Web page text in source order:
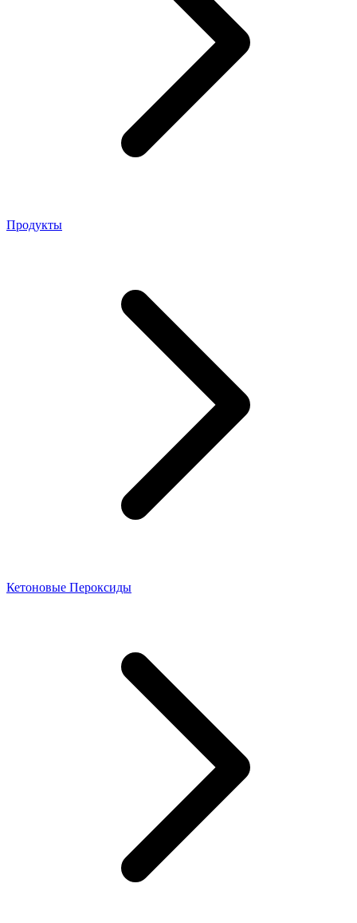
Продукты
Кетоновые Пероксиды